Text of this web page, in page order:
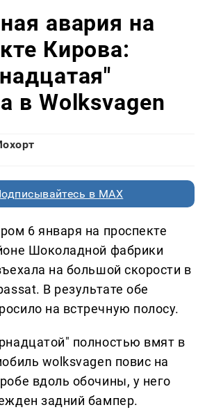
авария на
Кирова:
в Wolksvagen
в MAX
6 января на проспекте
Шоколадной фабрики
на большой скорости в
В результате обе
на встречную полосу.
полностью вмят в
wolksvagen повис на
вдоль обочины, у него
задний бампер.